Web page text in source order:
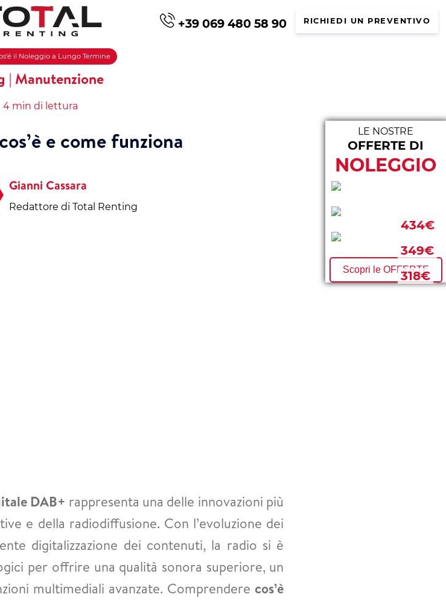
+39 069 480 58 90 RICHIEDI UN PREVENTIVO
il Noleggio a Lungo Termine
| Manutenzione
4 min di lettura
e come funziona
Gianni Cassara
Redattore di Total Renting
LE
293€
297€
330€
FURGONI
LE NOSTRE
OFFERTE DI
NOLEGGIO
434€
349€
318€
Scopri le OFFERTE
DAB+ rappresenta una delle innovazioni più
e della radiodiffusione. Con l’evoluzione dei
digitalizzazione dei contenuti, la radio si è
per offrire una qualità sonora superiore, un
multimediali avanzate. Comprendere cos’è